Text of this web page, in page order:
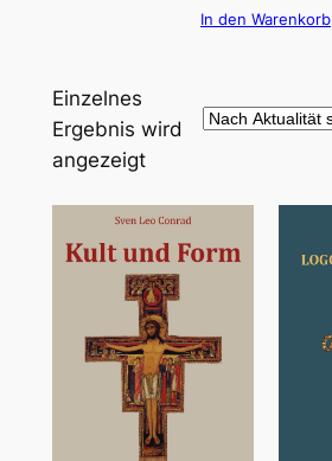
In den Warenkorb
Einzelnes
Ergebnis wird
angezeigt